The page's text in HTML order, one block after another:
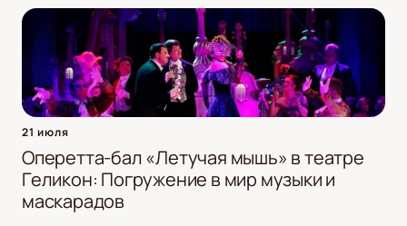
21 июля
Оперетта-бал «Летучая мышь» в театре
Геликон: Погружение в мир музыки и
маскарадов